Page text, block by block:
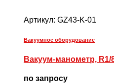
Артикул: GZ43-K-01
Вакуумное оборудование
Вакуум-манометр, R1/
по запросу